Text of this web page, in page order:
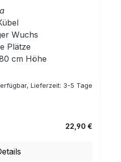
Wuchs
Plätze
cm Höhe
Lieferzeit: 3-5 Tage
22,90 €